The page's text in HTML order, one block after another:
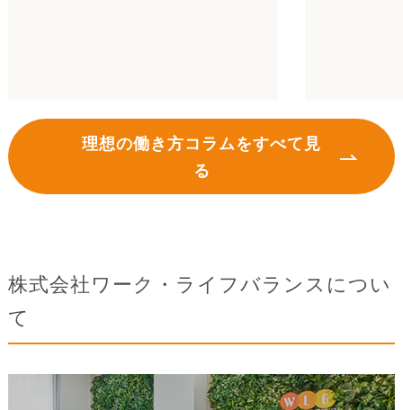
理想の働き方コラムをすべて見
る
株式会社ワーク・ライフバランスについ
て